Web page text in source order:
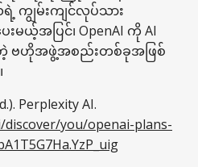
ကျွမ်းကျင်လုပ်သား
ယ့်အပြင်၊ OpenAI ကို AI
ဗဟိုအဖွဲ့အစည်းတစ်ခုအဖြစ်
Perplexity AI.
you/openai-plans-